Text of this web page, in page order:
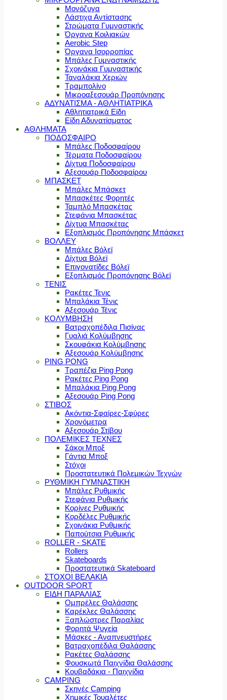
Μονόζυγα
Λάστιχα Αντίστασης
Στρώματα Γυμναστικής
Όργανα Κοιλιακών
Aerobic Step
Όργανα Ισορροπίας
Μπάλες Γυμναστικής
Σχοινάκια Γυμναστικής
Ταναλάκια Χεριών
Τραμπολίνο
Μικροαξεσουάρ Προπόνησης
ΑΔΥΝΑΤΙΣΜΑ - ΑΘΛΗΤΙΑΤΡΙΚΑ
Αθλητιατρικά Είδη
Είδη Αδυνατίσματος
ΑΘΛΗΜΑΤΑ
ΠΟΔΟΣΦΑΙΡΟ
Μπάλες Ποδοσφαίρου
Τέρματα Ποδοσφαίρου
Δίχτυα Ποδοσφαίρου
Αξεσουάρ Ποδοσφαίρου
ΜΠΑΣΚΕΤ
Μπάλες Μπάσκετ
Μπασκέτες Φορητές
Ταμπλό Μπασκέτας
Στεφάνια Μπασκέτας
Δίχτυα Μπασκέτας
Εξοπλισμός Προπόνησης Μπάσκετ
ΒΟΛΛΕΥ
Μπάλες Βόλεϊ
Δίχτυα Βόλεϊ
Επιγονατίδες Βόλεϊ
Εξοπλισμός Προπόνησης Βόλεϊ
ΤΕΝΙΣ
Ρακέτες Τενις
Μπαλάκια Τένις
Αξεσουάρ Τένις
ΚΟΛΥΜΒΗΣΗ
Βατραχοπέδιλα Πισίνας
Γυαλιά Κολύμβησης
Σκουφάκια Κολύμβησης
Αξεσουάρ Κολύμβησης
PING PONG
Τραπέζια Ping Pong
Ρακέτες Ping Pong
Μπαλάκια Ping Pong
Αξεσουάρ Ping Pong
ΣΤΙΒΟΣ
Ακόντια-Σφαίρες-Σφύρες
Χρονόμετρα
Αξεσουάρ Στίβου
ΠΟΛΕΜΙΚΕΣ ΤΕΧΝΕΣ
Σάκοι Μποξ
Γάντια Μποξ
Στόχοι
Προστατευτικά Πολεμικών Τεχνών
ΡΥΘΜΙΚΗ ΓΥΜΝΑΣΤΙΚΗ
Μπάλες Ρυθμικής
Στεφάνια Ρυθμικής
Κορίνες Ρυθμικής
Κορδέλες Ρυθμικής
Σχοινάκια Ρυθμικής
Παπούτσια Ρυθμικής
ROLLER - SKATE
Rollers
Skateboards
Προστατευτικά Skateboard
ΣΤΟΧΟΙ ΒΕΛΑΚΙΑ
OUTDOOR SPORT
ΕΙΔΗ ΠΑΡΑΛΙΑΣ
Ομπρέλες Θαλάσσης
Καρέκλες Θαλάσσης
Ξαπλώστρες Παραλίας
Φορητά Ψυγεία
Μάσκες - Αναπνευστήρες
Βατραχοπέδιλα Θαλάσσης
Ρακέτες Θαλάσσης
Φουσκωτά Παιχνίδια Θαλάσσης
Κουβαδάκια - Παιχνίδια
CAMPING
Σκηνές Camping
Χημικές Τουαλέτες